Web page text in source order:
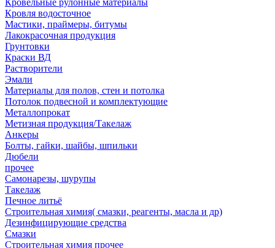
Кровельные рулонные материалы
Кровля водосточное
Мастики, праймеры, битумы
Лакокрасочная продукция
Грунтовки
Краски ВД
Растворители
Эмали
Материалы для полов, стен и потолка
Потолок подвесной и комплектующие
Металлопрокат
Метизная продукция/Такелаж
Анкеры
Болты, гайки, шайбы, шпильки
Дюбели
прочее
Самонарезы, шурупы
Такелаж
Печное литьё
Строительная химия( смазки, реагенты, масла и др)
Дезинфицирующие средства
Смазки
Строительная химия прочее